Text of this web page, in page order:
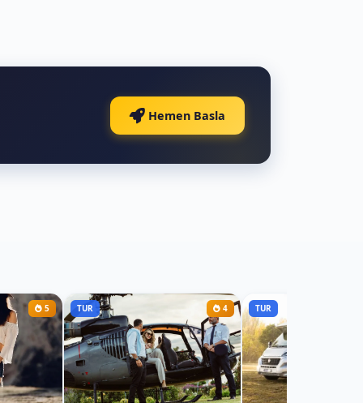
Hemen Basla
5 TUR 4 TUR